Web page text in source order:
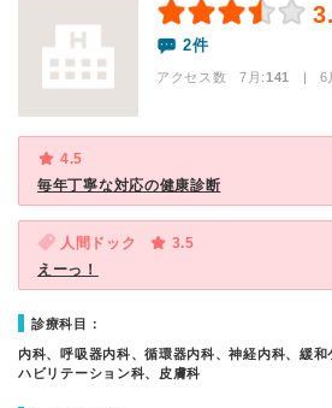
2件
アクセス数 7月:141 | 6
4.5
毎年丁寧な対応の健康診断
人間ドック
3.5
えーっ！
診療科目：
内科、呼吸器内科、循環器内科、神経内科、緩
ハビリテーション科、皮膚科